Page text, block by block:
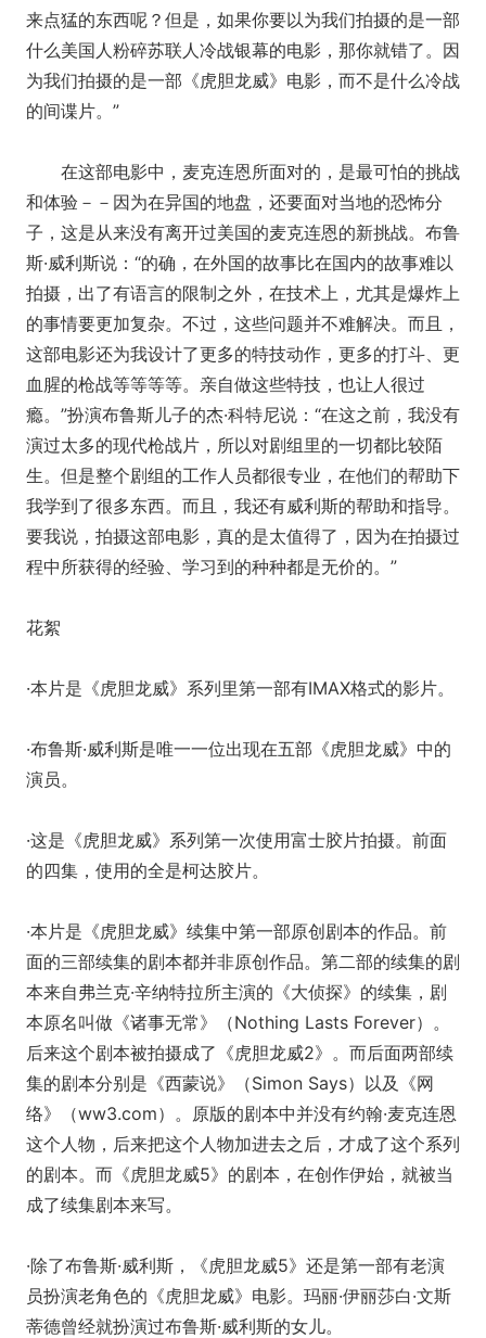
来点猛的东西呢？但是，如果你要以为我们拍摄的是一部
什么美国人粉碎苏联人冷战银幕的电影，那你就错了。因
为我们拍摄的是一部《虎胆龙威》电影，而不是什么冷战
的间谍片。”
在这部电影中，麦克连恩所面对的，是最可怕的挑战
和体验－－因为在异国的地盘，还要面对当地的恐怖分
子，这是从来没有离开过美国的麦克连恩的新挑战。布鲁
斯·威利斯说：“的确，在外国的故事比在国内的故事难以
拍摄，出了有语言的限制之外，在技术上，尤其是爆炸上
的事情要更加复杂。不过，这些问题并不难解决。而且，
这部电影还为我设计了更多的特技动作，更多的打斗、更
血腥的枪战等等等等。亲自做这些特技，也让人很过
瘾。”扮演布鲁斯儿子的杰·科特尼说：“在这之前，我没有
演过太多的现代枪战片，所以对剧组里的一切都比较陌
生。但是整个剧组的工作人员都很专业，在他们的帮助下
我学到了很多东西。而且，我还有威利斯的帮助和指导。
要我说，拍摄这部电影，真的是太值得了，因为在拍摄过
程中所获得的经验、学习到的种种都是无价的。”
花絮
·本片是《虎胆龙威》系列里第一部有IMAX格式的影片。
·布鲁斯·威利斯是唯一一位出现在五部《虎胆龙威》中的
演员。
·这是《虎胆龙威》系列第一次使用富士胶片拍摄。前面
的四集，使用的全是柯达胶片。
·本片是《虎胆龙威》续集中第一部原创剧本的作品。前
面的三部续集的剧本都并非原创作品。第二部的续集的剧
本来自弗兰克·辛纳特拉所主演的《大侦探》的续集，剧
本原名叫做《诸事无常》（Nothing Lasts Forever）。
后来这个剧本被拍摄成了《虎胆龙威2》。而后面两部续
集的剧本分别是《西蒙说》（Simon Says）以及《网
络》（ww3.com）。原版的剧本中并没有约翰·麦克连恩
这个人物，后来把这个人物加进去之后，才成了这个系列
的剧本。而《虎胆龙威5》的剧本，在创作伊始，就被当
成了续集剧本来写。
·除了布鲁斯·威利斯，《虎胆龙威5》还是第一部有老演
员扮演老角色的《虎胆龙威》电影。玛丽·伊丽莎白·文斯
蒂德曾经就扮演过布鲁斯·威利斯的女儿。